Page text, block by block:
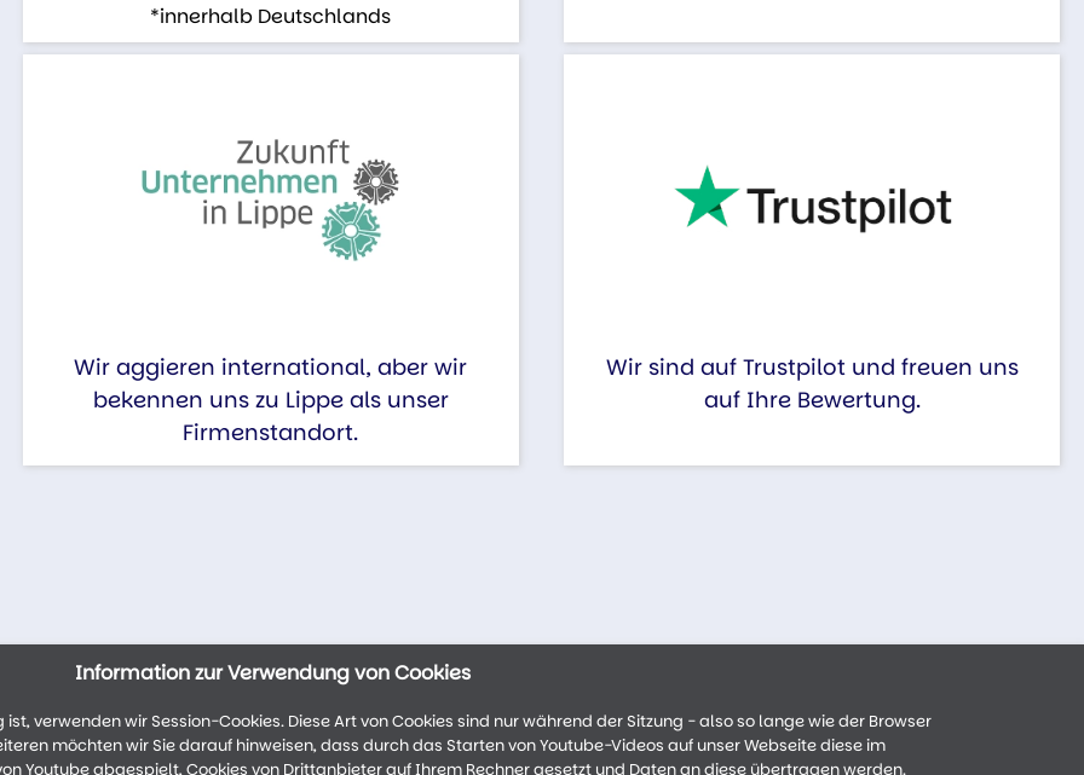
*innerhalb Deutschlands
Wir aggieren international, aber wir
bekennen uns zu Lippe als unser
Firmenstandort.
Wir sind auf Trustpilot und freuen uns
auf Ihre Bewertung.
Information zur Verwendung von Cookies
verwenden wir Session-Cookies. Diese Art von Cookies sind nur während der Sitzung - also so lange wie der Browser
möchten wir Sie darauf hinweisen, dass durch das Starten von Youtube-Videos auf unser Webseite diese im
Youtube abgespielt, Cookies von Drittanbieter auf Ihrem Rechner gesetzt und Daten an diese übertragen werden.